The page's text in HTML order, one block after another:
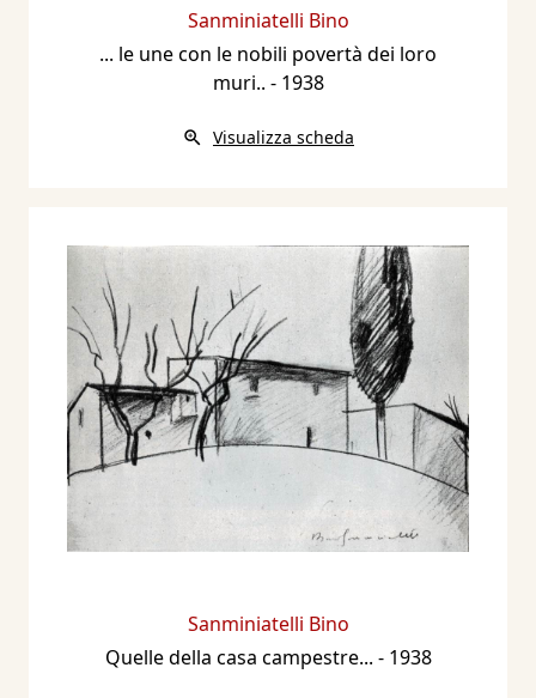
Sanminiatelli Bino
... le une con le nobili povertà dei loro
muri.. - 1938
Visualizza scheda
Sanminiatelli Bino
Quelle della casa campestre... - 1938